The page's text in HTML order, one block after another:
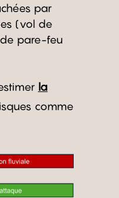
par
(vol de
pare-feu
la
comme